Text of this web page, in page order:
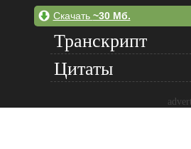
Скачать ~30 Мб.
Транскрипт
Цитаты